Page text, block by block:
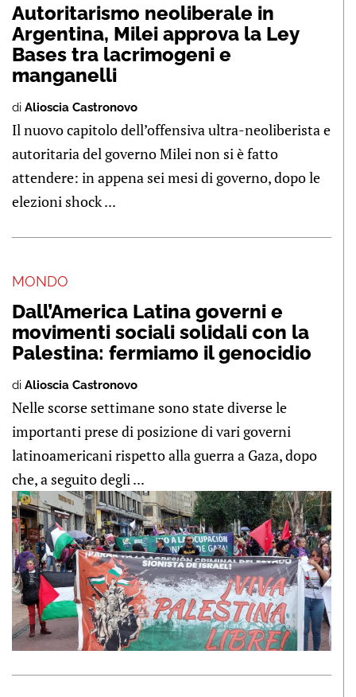
Autoritarismo neoliberale in
Argentina, Milei approva la Ley
Bases tra lacrimogeni e
manganelli
di Alioscia Castronovo
Il nuovo capitolo dell’offensiva ultra-neoliberista e
autoritaria del governo Milei non si è fatto
attendere: in appena sei mesi di governo, dopo le
elezioni shock ...
MONDO
Dall’America Latina governi e
movimenti sociali solidali con la
Palestina: fermiamo il genocidio
di Alioscia Castronovo
Nelle scorse settimane sono state diverse le
importanti prese di posizione di vari governi
latinoamericani rispetto alla guerra a Gaza, dopo
che, a seguito degli ...